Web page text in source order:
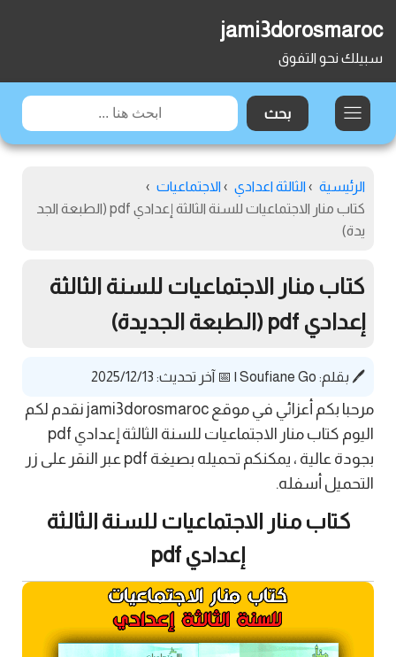
jami3dorosmaroc
سبيلك نحو التفوق
الرئيسية › الثالثة اعدادي › الاجتماعيات ›
كتاب منار الاجتماعيات للسنة الثالثة إعدادي pdf (الطبعة الجد
يدة)
كتاب منار الاجتماعيات للسنة الثالثة
إعدادي pdf (الطبعة الجديدة)
🖊️ بقلم: Soufiane Go
| 📅 آخر تحديث: 2025/12/13
مرحبا بكم أعزائي في موقع jami3dorosmaroc نقدم لكم
اليوم كتاب منار الاجتماعيات للسنة الثالثة إعدادي pdf
بجودة عالية ، يمكنكم تحميله بصيغة pdf عبر النقر على زر
التحميل أسفله.
كتاب منار الاجتماعيات للسنة الثالثة
إعدادي pdf